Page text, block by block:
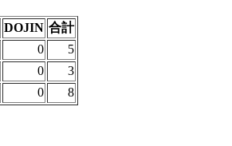
DOJIN 合計
0
5
0
3
0 8